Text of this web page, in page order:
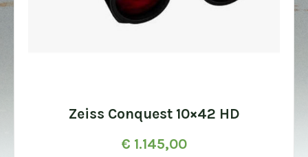
Zeiss Conquest 10×42 HD
€ 1.145,00